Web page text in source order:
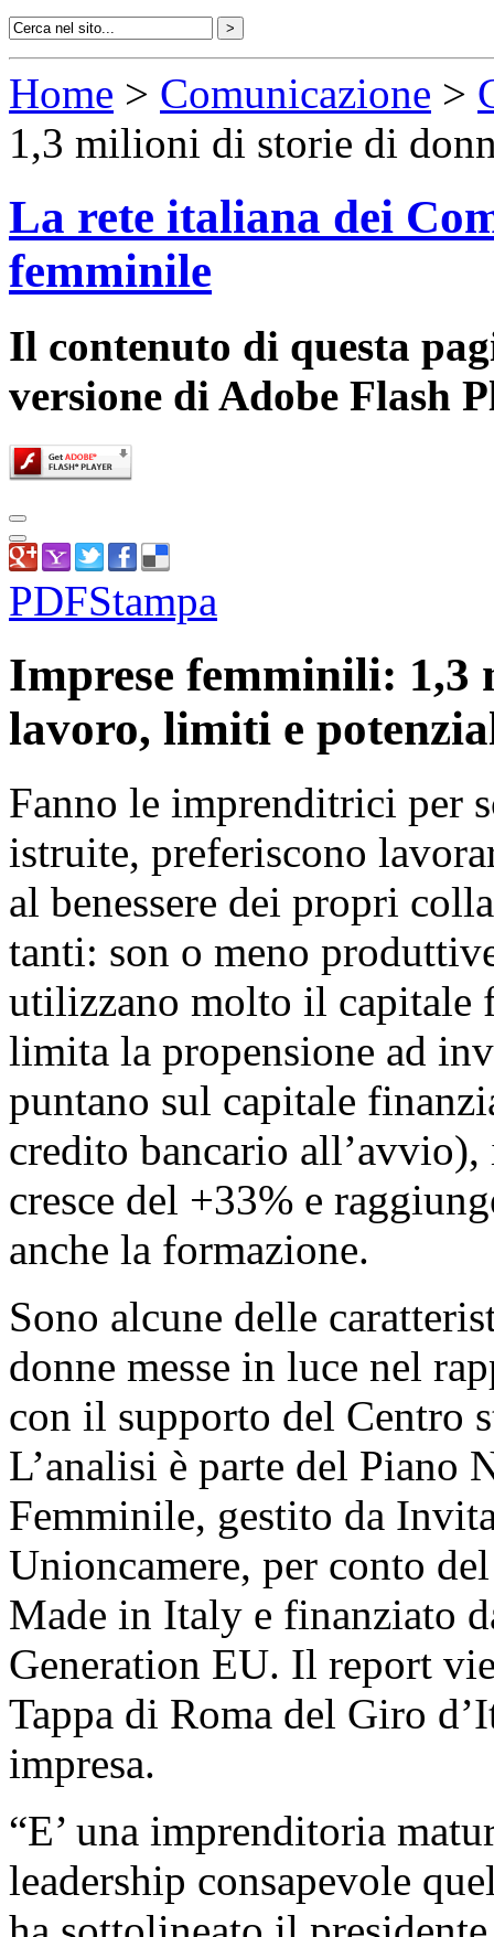
Home > Comunicazione >
1,3 milioni di storie di
La rete italiana dei
femminile
Il contenuto di questa
versione di Adobe Flash
PDFStampa
Imprese femminili: 1,3
lavoro, limiti e
Fanno le imprenditrici per
istruite, preferiscono
al benessere dei propri
tanti: son o meno
utilizzano molto il capitale
limita la propensione ad
puntano sul capitale
credito bancario
cresce del +33% e
anche la formazione.
Sono alcune delle
donne messe in luce nel
con il supporto del Centro
L’analisi è parte del Piano
Femminile, gestito da
Unioncamere, per conto
Made in Italy e finanziato
Generation EU. Il report
Tappa di Roma del Giro
impresa.
“E’ una imprenditoria
leadership consapevole